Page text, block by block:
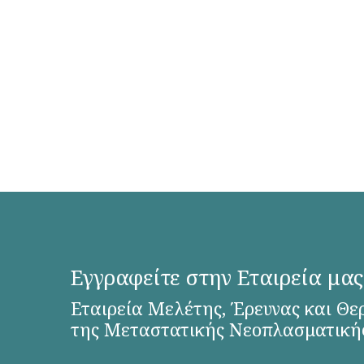
Εγγραφείτε στην Εταιρεία μας
Εταιρεία Μελέτης, Έρευνας και
της Μεταστατικής